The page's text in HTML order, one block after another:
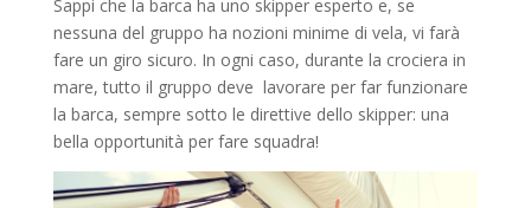
Sappi che la barca ha uno skipper esperto e, se
nessuna del gruppo ha nozioni minime di vela, vi farà
fare un giro sicuro. In ogni caso, durante la crociera in
mare, tutto il gruppo deve lavorare per far funzionare
la barca, sempre sotto le direttive dello skipper: una
bella opportunità per fare squadra!